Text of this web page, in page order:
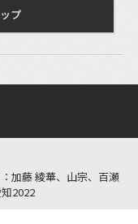
プ
加藤 綾華、山宗、百瀬
2022